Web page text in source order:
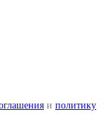
и политику